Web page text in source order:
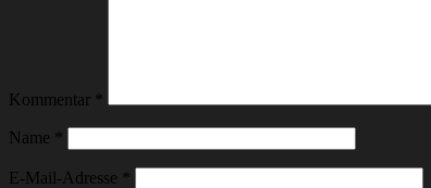
Kommentar *
Name *
E-Mail-Adresse *